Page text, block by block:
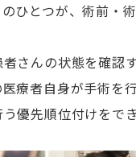
ひとつが、術前・
さんの状態を確認
療者自身が手術を
優先順位付けをで